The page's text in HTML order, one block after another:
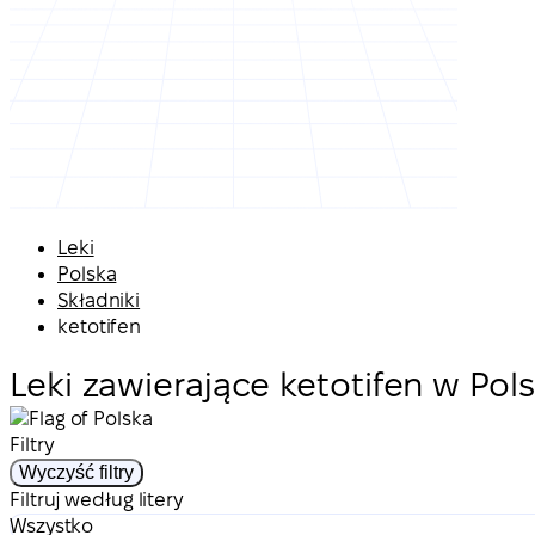
Leki
Polska
Składniki
ketotifen
Leki zawierające ketotifen w
Filtry
Wyczyść filtry
Filtruj według litery
Wszystko